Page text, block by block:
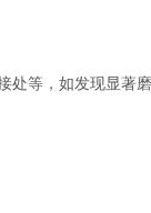
，如发现显著磨